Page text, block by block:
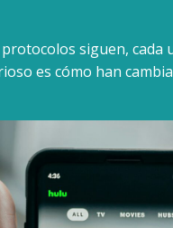
siguen,
es cómo han